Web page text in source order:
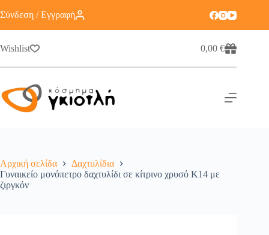
Σύνδεση / Εγγραφή
Wishlist 0,00€
Αρχική σελίδα
Δαχτυλίδια
Γυναικείο μονόπετρο δαχτυλίδι σε κίτρινο χρυσό Κ14 με
ζιργκόν